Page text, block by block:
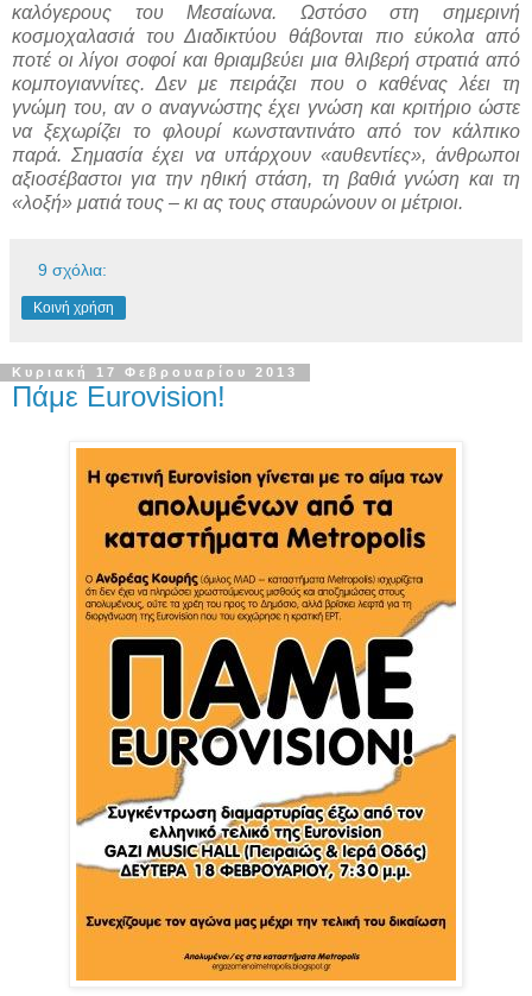
καλόγερους του Μεσαίωνα. Ωστόσο στη σημερινή
κοσμοχαλασιά του Διαδικτύου θάβονται πιο εύκολα από
ποτέ οι λίγοι σοφοί και θριαμβεύει μια θλιβερή στρατιά από
κομπογιαννίτες. Δεν με πειράζει που ο καθένας λέει τη
γνώμη του, αν ο αναγνώστης έχει γνώση και κριτήριο ώστε
να ξεχωρίζει το φλουρί κωνσταντινάτο από τον κάλπικο
παρά. Σημασία έχει να υπάρχουν «αυθεντίες», άνθρωποι
αξιοσέβαστοι για την ηθική στάση, τη βαθιά γνώση και τη
«λοξή» ματιά τους – κι ας τους σταυρώνουν οι μέτριοι.
9 σχόλια:
Κοινή χρήση
Κυριακή 17 Φεβρουαρίου 2013
Πάμε Eurovision!